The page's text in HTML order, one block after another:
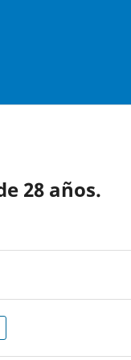
28 años.